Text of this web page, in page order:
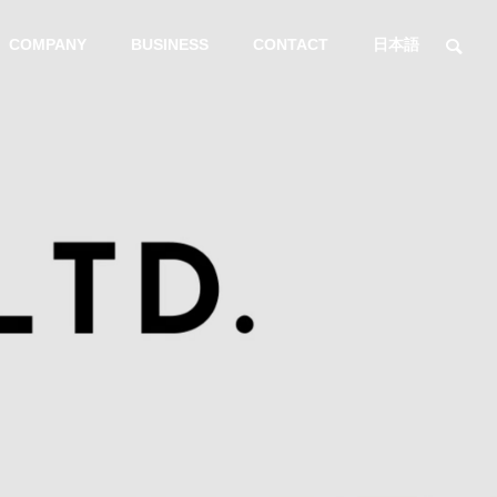
COMPANY BUSINESS CONTACT 日本語